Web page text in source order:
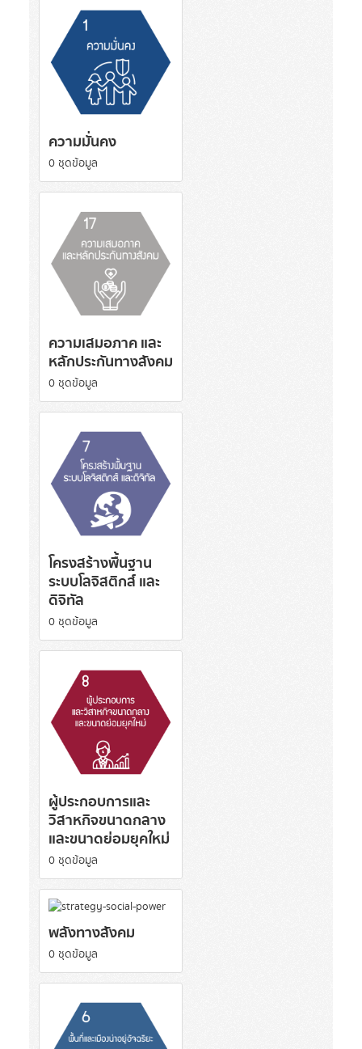
ความมั่นคง
0 ชุดข้อมูล
ความเสมอภาค และ
หลักประกันทางสังคม
0 ชุดข้อมูล
โครงสร้างพื้นฐาน
ระบบโลจิสติกส์ และ
ดิจิทัล
0 ชุดข้อมูล
ผู้ประกอบการและ
วิสาหกิจขนาดกลาง
และขนาดย่อมยุคใหม่
0 ชุดข้อมูล
พลังทางสังคม
0 ชุดข้อมูล